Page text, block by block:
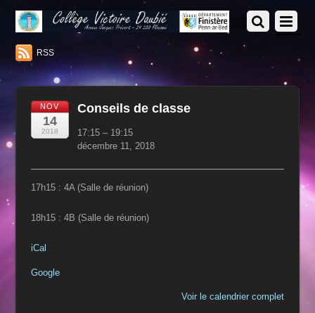
RSS
NOV
14
2018
Conseils de classe
de
classe
17:15 – 19:15
décembre 11, 2018
17h15 : 4A (Salle de réunion)
18h15 : 4B (Salle de réunion)
iCal
Google
Voir le calendrier complet